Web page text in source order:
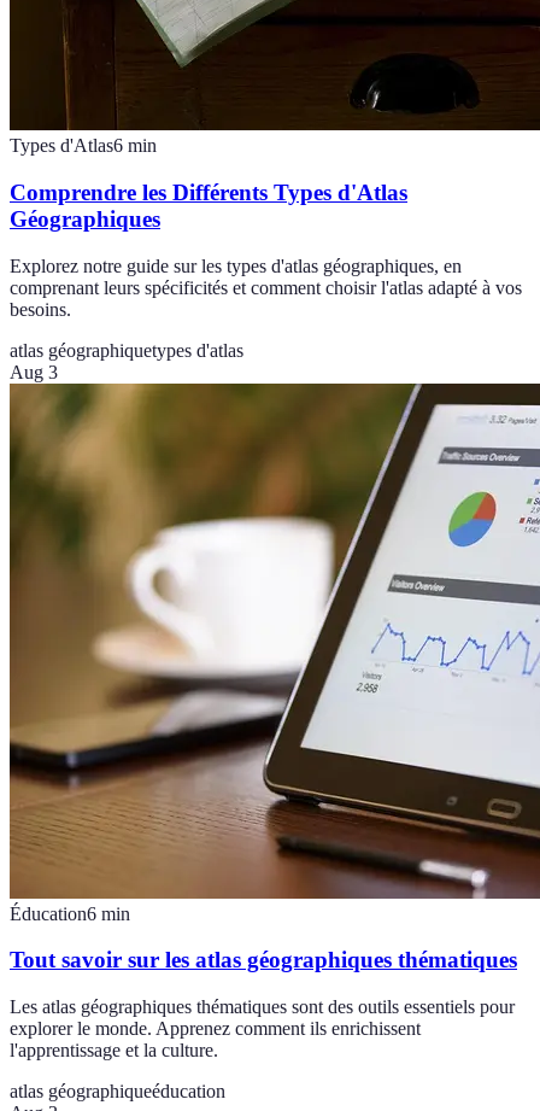
Types d'Atlas6 min
Comprendre les Différents Types d'Atlas
Géographiques
Explorez notre guide sur les types d'atlas géographiques, en
comprenant leurs spécificités et comment choisir l'atlas adapté à vos
besoins.
atlas géographiquetypes d'atlas
Aug 3
Éducation6 min
Tout savoir sur les atlas géographiques thématiques
Les atlas géographiques thématiques sont des outils essentiels pour
explorer le monde. Apprenez comment ils enrichissent
l'apprentissage et la culture.
atlas géographiqueéducation